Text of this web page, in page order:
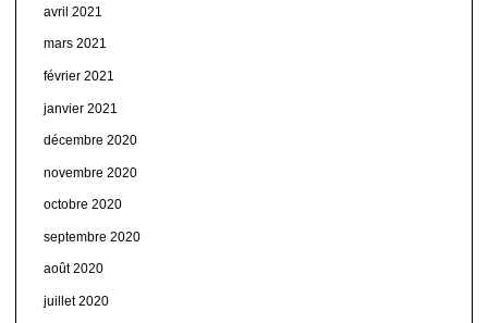
avril 2021
mars 2021
février 2021
janvier 2021
décembre 2020
novembre 2020
octobre 2020
septembre 2020
août 2020
juillet 2020